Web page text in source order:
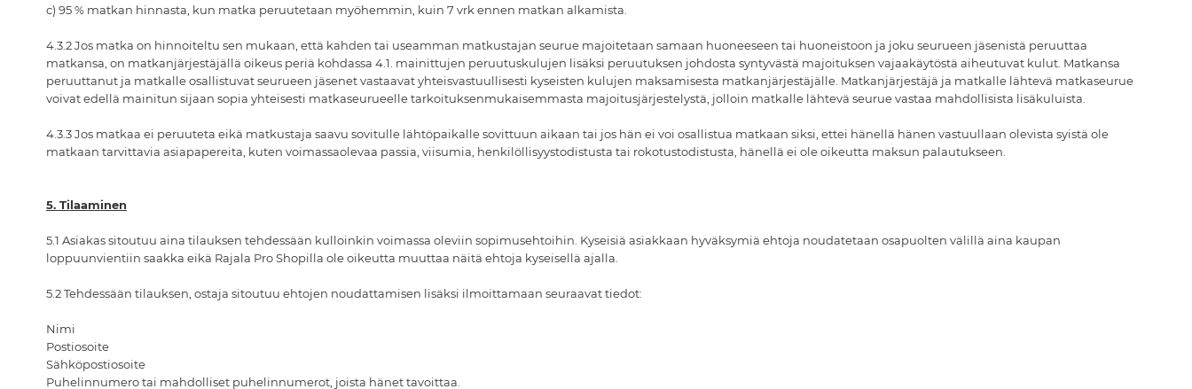
c) 95 % matkan hinnasta, kun matka peruutetaan myöhemmin, kuin 7 vrk ennen matkan alkamista.
4.3.2 Jos matka on hinnoiteltu sen mukaan, että kahden tai useamman matkustajan seurue majoitetaan samaan huoneeseen tai huoneistoon ja joku seurueen jäsenistä peruuttaa
matkansa, on matkanjärjestäjällä oikeus periä kohdassa 4.1. mainittujen peruutuskulujen lisäksi peruutuksen johdosta syntyvästä majoituksen vajaakäytöstä aiheutuvat kulut. Matkansa
peruuttanut ja matkalle osallistuvat seurueen jäsenet vastaavat yhteisvastuullisesti kyseisten kulujen maksamisesta matkanjärjestäjälle. Matkanjärjestäjä ja matkalle lähtevä matkaseurue
voivat edellä mainitun sijaan sopia yhteisesti matkaseurueelle tarkoituksenmukaisemmasta majoitusjärjestelystä, jolloin matkalle lähtevä seurue vastaa mahdollisista lisäkuluista.
4.3.3 Jos matkaa ei peruuteta eikä matkustaja saavu sovitulle lähtöpaikalle sovittuun aikaan tai jos hän ei voi osallistua matkaan siksi, ettei hänellä hänen vastuullaan olevista syistä ole
matkaan tarvittavia asiapapereita, kuten voimassaolevaa passia, viisumia, henkilöllisyystodistusta tai rokotustodistusta, hänellä ei ole oikeutta maksun palautukseen.
5. Tilaaminen
5.1 Asiakas sitoutuu aina tilauksen tehdessään kulloinkin voimassa oleviin sopimusehtoihin. Kyseisiä asiakkaan hyväksymiä ehtoja noudatetaan osapuolten välillä aina kaupan
loppuunvientiin saakka eikä Rajala Pro Shopilla ole oikeutta muuttaa näitä ehtoja kyseisellä ajalla.
5.2 Tehdessään tilauksen, ostaja sitoutuu ehtojen noudattamisen lisäksi ilmoittamaan seuraavat tiedot:
Nimi
Postiosoite
Sähköpostiosoite
Puhelinnumero tai mahdolliset puhelinnumerot, joista hänet tavoittaa.